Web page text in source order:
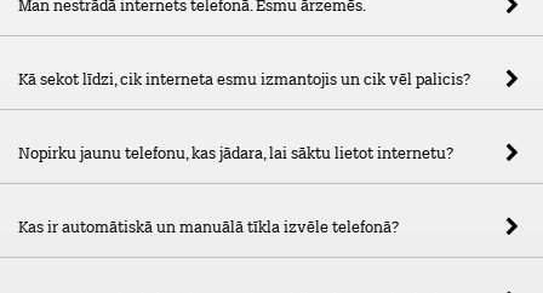
Man nestrādā internets telefonā. Esmu ārzemēs.
Kā sekot līdzi, cik interneta esmu izmantojis un cik vēl palicis?
Nopirku jaunu telefonu, kas jādara, lai sāktu lietot internetu?
Kas ir automātiskā un manuālā tīkla izvēle telefonā?